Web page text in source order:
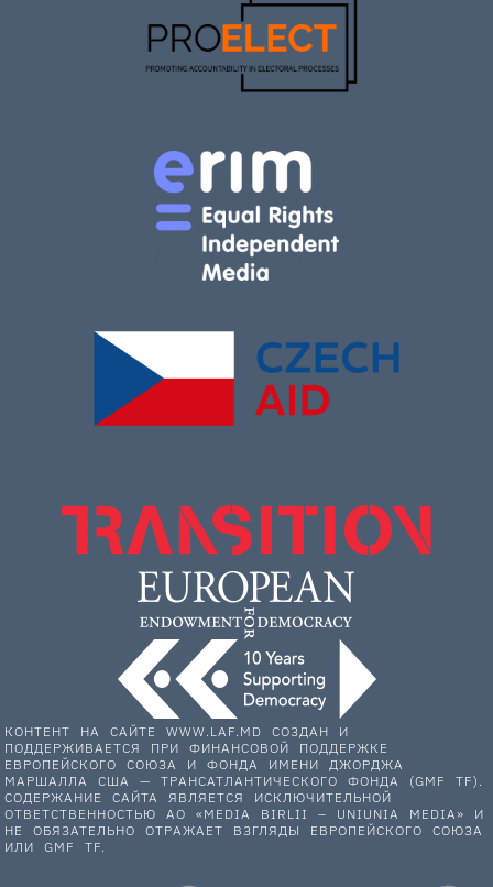
КОНТЕНТ НА САЙТЕ WWW.LAF.MD СОЗДАН И
ПОДДЕРЖИВАЕТСЯ ПРИ ФИНАНСОВОЙ ПОДДЕРЖКЕ
ЕВРОПЕЙСКОГО СОЮЗА И ФОНДА ИМЕНИ ДЖОРДЖА
МАРШАЛЛА США — ТРАНСАТЛАНТИЧЕСКОГО ФОНДА (GMF TF).
СОДЕРЖАНИЕ САЙТА ЯВЛЯЕТСЯ ИСКЛЮЧИТЕЛЬНОЙ
ОТВЕТСТВЕННОСТЬЮ АО «MEDIA BIRLII – UNIUNIA MEDIA» И
НЕ ОБЯЗАТЕЛЬНО ОТРАЖАЕТ ВЗГЛЯДЫ ЕВРОПЕЙСКОГО СОЮЗА
ИЛИ GMF TF.